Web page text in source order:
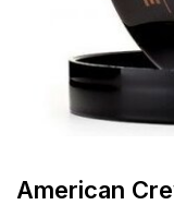
American